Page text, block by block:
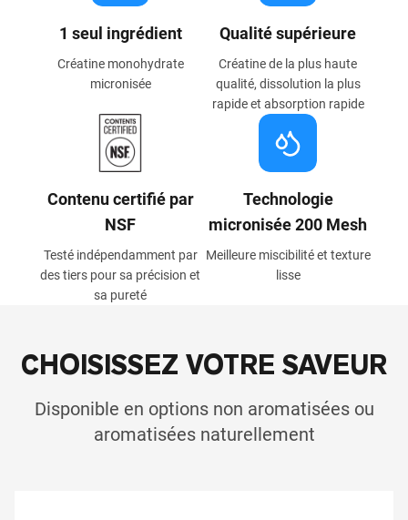
1 seul ingrédient
Créatine monohydrate
micronisée
Qualité supérieure
Créatine de la plus haute
qualité, dissolution la plus
rapide et absorption rapide
Contenu certifié par
NSF
Testé indépendamment par
des tiers pour sa précision et
sa pureté
Technologie
micronisée 200 Mesh
Meilleure miscibilité et texture
lisse
CHOISISSEZ VOTRE SAVEUR
Disponible en options non aromatisées ou
aromatisées naturellement